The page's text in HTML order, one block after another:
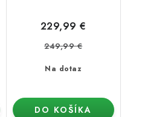
Na dotaz
229,99 €
249,99 €
DO KOŠÍKA